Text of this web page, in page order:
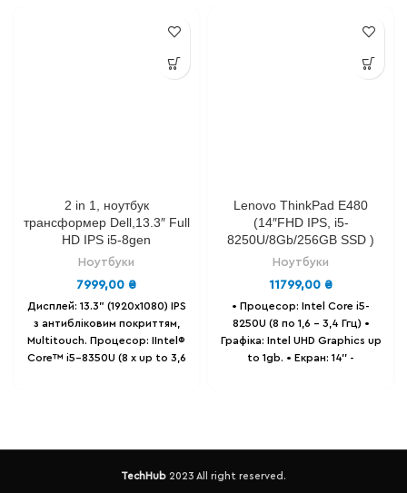
2 in 1, ноутбук
трансформер Dell,13.3″ Full
HD IPS i5-8gen
Ноутбуки
7999,00 ₴
Дисплей: 13.3" (1920х1080) IPS
з антибліковим покриттям,
Multitouch. Процесор: IIntel®
Core™ i5-8350U (8 х up to 3,6
3.1 (5 Гбіт/сек)/1 x USB Type
Lenovo ThinkPad E480
(14″FHD IPS, i5-
8250U/8Gb/256GB SSD )
Ноутбуки
11799,00 ₴
• Процесор: Intel Сore i5-
8250U (8 по 1,6 - 3,4 Ггц) •
Графіка: Intel UHD Graphics up
to 1gb. • Екран: 14'' -
Кг. • Порти -2 x USB 3.1/1 х USB
TechHub 2023 All right reserved.